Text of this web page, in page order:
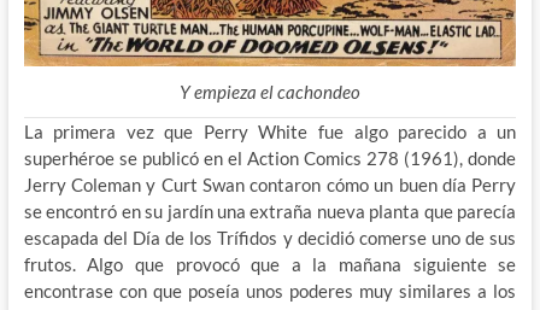
Y empieza el cachondeo
La primera vez que Perry White fue algo parecido a un
superhéroe se publicó en el Action Comics 278 (1961), donde
Jerry Coleman y Curt Swan contaron cómo un buen día Perry
se encontró en su jardín una extraña nueva planta que parecía
escapada del Día de los Trífidos y decidió comerse uno de sus
frutos. Algo que provocó que a la mañana siguiente se
encontrase con que poseía unos poderes muy similares a los